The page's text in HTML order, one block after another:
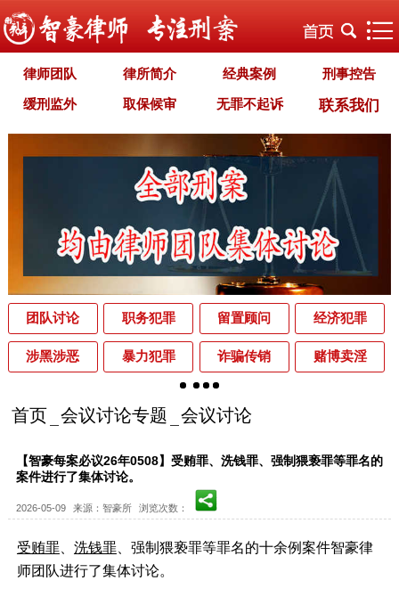
律师团队 律所简介 经典案例 刑事控告
缓刑监外 取保候审 无罪不起诉 联系我们
职务犯罪 经济犯罪 毒品犯罪 罪名专题
自首立功 首席律师致辞 智豪视野
刑事法规 犯罪释义 刑事知识
法律援助 刑事资讯 刑事文书 案件动态
辩护词集 常见问题 办理中的案件 业务范围
为什么选择智豪 中国法律讲堂 辨别伪专业
罪名解析库 网站地图
团队讨论 职务犯罪 留置顾问 经济犯罪
涉黑涉恶 暴力犯罪 诈骗传销 赌博卖淫
首页 会议讨论专题 会议讨论
【智豪每案必议26年0508】受贿罪、洗钱罪、强制猥亵罪等罪名的
案件进行了集体讨论。
2026-05-09 来源：智豪所 浏览次数：
受贿罪、 洗钱罪、强制猥亵罪等罪名的十余例案件智豪律
师团队进行了集体讨论。